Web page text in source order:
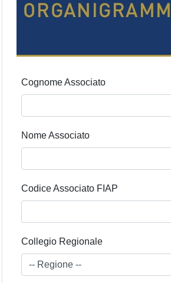
Cognome Associato
Nome Associato
Codice Associato FIAP
Collegio Regionale